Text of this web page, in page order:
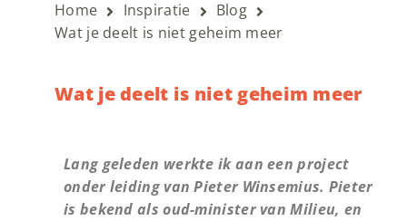
Home Inspiratie
Blog
Wat je deelt is niet geheim meer
Wat je deelt is niet geheim meer
Lang geleden werkte ik aan een project
onder leiding van Pieter Winsemius. Pieter
is bekend als oud-minister van Milieu, en